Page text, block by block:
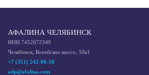
АФАЛИНА ЧЕЛЯБИНСК
ИНН 7452072349
Челябинск, Копейское шоссе, 50к1
+7 (351) 242-00-58
adp@afalina.com